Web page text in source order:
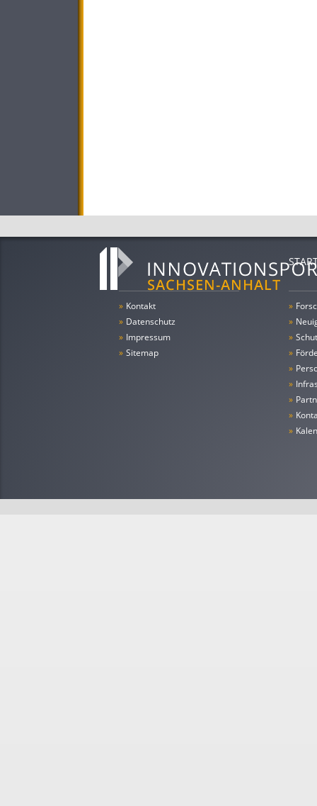
» Kontakt
» Datenschutz
» Impressum
» Sitemap
»
»
»
»
»
»
»
»
»